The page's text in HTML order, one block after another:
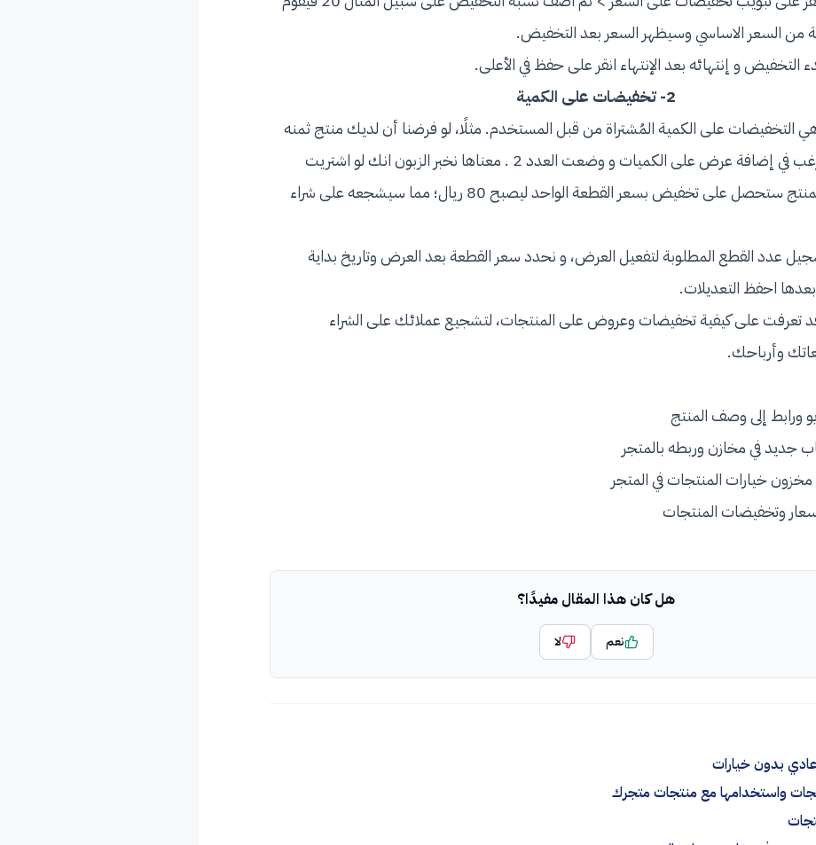
التخفيض و إنتهائه بعد الإنتهاء انقر على حفظ في الأعلى.
2- تخفيضات على الكمية
التخفيضات على الكمية المُشتراة من قبل المستخدم. مثلًا، لو فرضنا أن لديك منتج ثمنه
100 ريال وكنت ترغب في إضافة عرض على الكميات و وضعت العدد 2 . معناها نخبر الزبون انك لو اشتريت
قطعتين من هذا المنتج ستحصل على تخفيض بسعر القطعة الواحد ليصبح 80 ريال؛ مما سيشجعه على شراء
عدد القطع المطلوبة لتفعيل العرض، و نحدد سعر القطعة بعد العرض وتاريخ بداية
احفظ التعديلات.
قد تعرفت على كيفية تخفيضات وعروض على المنتجات، لتشجيع عملائك على الشراء
وأرباحك.
ورابط إلى وصف المنتج
جديد في مخازن وربطه بالمتجر
خيارات المنتجات في المتجر
وتخفيضات المنتجات
هل كان هذا المقال مفيدًا؟
نعم لا
بدون خيارات
واستخدامها مع منتجات متجرك